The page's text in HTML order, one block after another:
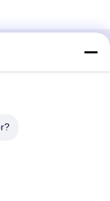
Changsha, Hunan,